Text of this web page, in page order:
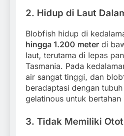
2. Hidup di Laut
Blobfish hidup di
hingga 1.200 meter di
laut, terutama di lepas
Tasmania. Pada
air sangat tinggi, dan
beradaptasi dengan
gelatinous untuk bertahan
3. Tidak Memiliki Otot